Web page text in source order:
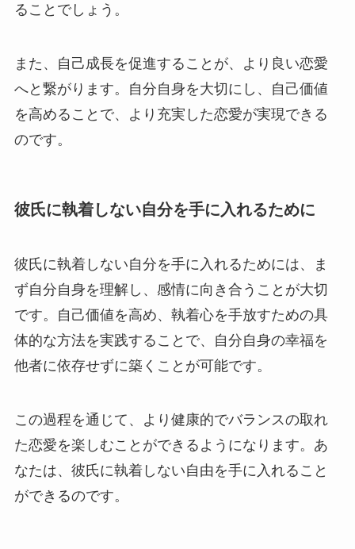
ることでしょう。
また、自己成長を促進することが、より良い恋愛
へと繋がります。自分自身を大切にし、自己価値
を高めることで、より充実した恋愛が実現できる
のです。
彼氏に執着しない自分を手に入れるために
彼氏に執着しない自分を手に入れるためには、ま
ず自分自身を理解し、感情に向き合うことが大切
です。自己価値を高め、執着心を手放すための具
体的な方法を実践することで、自分自身の幸福を
他者に依存せずに築くことが可能です。
この過程を通じて、より健康的でバランスの取れ
た恋愛を楽しむことができるようになります。あ
なたは、彼氏に執着しない自由を手に入れること
ができるのです。